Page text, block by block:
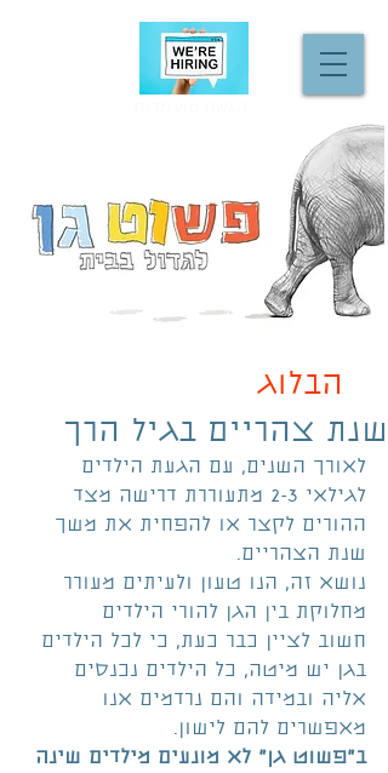
הבלוג
שנת צהריים בגיל הרך
לאורך השנים, עם הגעת הילדים
לגילאי 2-3 מתעוררת דרישה מצד
ההורים לקצר או להפחית את משך
שנת הצהריים.
נושא זה, הנו טעון ולעיתים מעורר
מחלוקת בין הגן להורי הילדים
חשוב לציין כבר כעת, כי לכל הילדים
בגן יש מיטה, כל הילדים נכנסים
אליה ובמידה והם נרדמים אנו
מאפשרים להם לישון.
ב"פשוט גן" לא מונעים מילדים שינה